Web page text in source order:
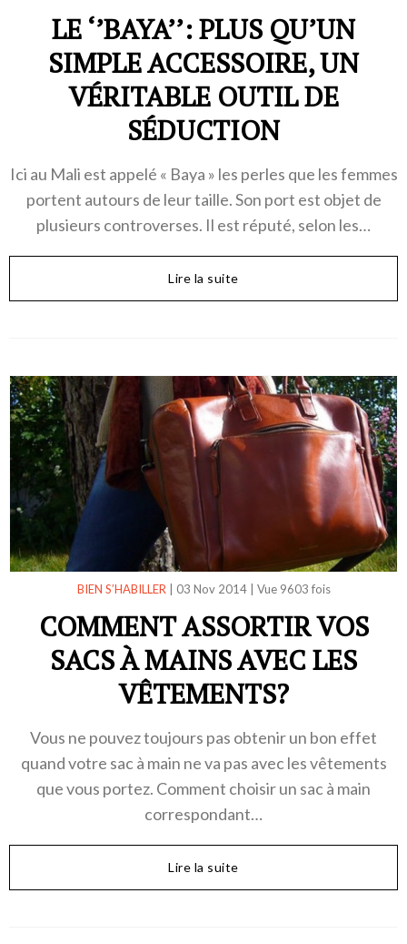
LE ‘’BAYA’’: PLUS QU’UN
SIMPLE ACCESSOIRE, UN
VÉRITABLE OUTIL DE
SÉDUCTION
Ici au Mali est appelé « Baya » les perles que les femmes
portent autours de leur taille. Son port est objet de
plusieurs controverses. Il est réputé, selon les…
Lire la suite
BIEN S’HABILLER | 03 Nov 2014| Vue 9603 fois
COMMENT ASSORTIR VOS
SACS À MAINS AVEC LES
VÊTEMENTS?
Vous ne pouvez toujours pas obtenir un bon effet
quand votre sac à main ne va pas avec les vêtements
que vous portez. Comment choisir un sac à main
correspondant…
Lire la suite